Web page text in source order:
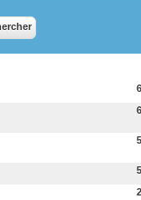
6
6
5
5
2